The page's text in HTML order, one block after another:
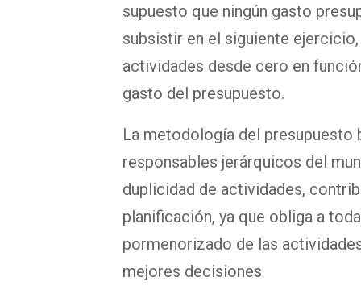
supuesto que ningún gasto
subsistir en el siguiente
actividades desde cero en
gasto del presupuesto.
La metodología del
responsables jerárquicos del
duplicidad de actividades,
planificación, ya que obliga a
pormenorizado de las
mejores decisiones